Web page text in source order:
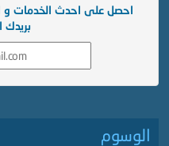
احصل على احدث الخدمات و
بريدك
الوسوم